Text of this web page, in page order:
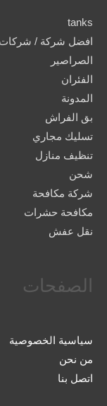
tanks
افضل شركة / شركات
الصراصير
الفئران
المدونة
بق الفراش
تسليك مجاري
تنظيف منازل
شحن
شركة مكافحة
مكافحة حشرات
نقل عفش
الصفحات
سياسية الخصوصية
من نحن
اتصل بنا